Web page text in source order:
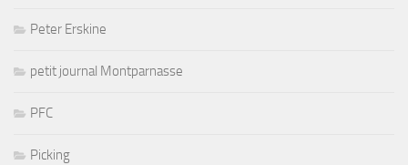
Peter Erskine
petit journal Montparnasse
PFC
Picking